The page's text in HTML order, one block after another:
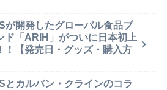
が開発したグローバル食品ブ
ド「ARIH」がついに日本初上
！【発売日・グッズ・購入方
とカルバン・クラインのコラ